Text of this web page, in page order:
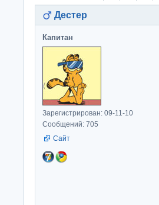
Дестер
Капитан
Зарегистрирован: 09-11-10
Сообщений: 705
Сайт